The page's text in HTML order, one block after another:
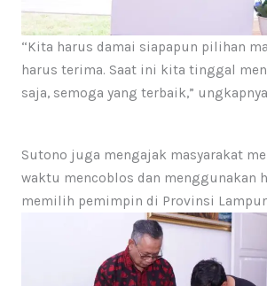
“Kita harus damai siapapun pilihan
harus terima. Saat ini kita tinggal
saja, semoga yang terbaik,”
Sutono juga mengajak masyarakat
waktu mencoblos dan menggunakan
memilih pemimpin di Provinsi